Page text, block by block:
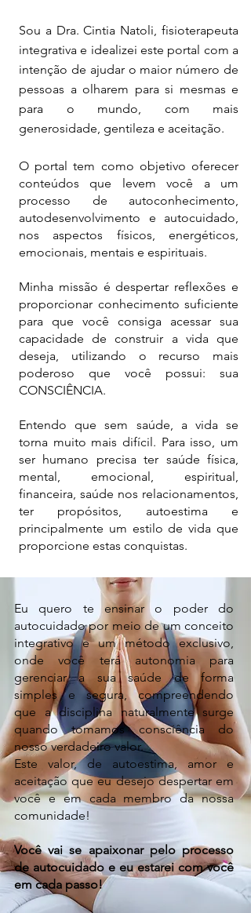
Sou a Dra. Cintia Natoli, fisioterapeuta
integrativa e idealizei este portal com a
intenção de ajudar o maior número de
pessoas a olharem para si mesmas e
para o mundo, com mais
generosidade, gentileza e aceitação.
O portal tem como objetivo oferecer
conteúdos que levem você a um
processo de autoconhecimento,
autodesenvolvimento e autocuidado,
nos aspectos físicos, energéticos,
emocionais, mentais e espirituais.
Minha missão é despertar reflexões e
proporcionar conhecimento suficiente
para que você consiga acessar sua
capacidade de construir a vida que
deseja, utilizando o recurso mais
poderoso que você possui: sua
CONSCIÊNCIA.
Entendo que sem saúde, a vida se
torna muito mais difícil. Para isso, um
ser humano precisa ter saúde física,
mental, emocional, espiritual,
financeira, saúde nos relacionamentos,
ter propósitos, autoestima e
principalmente um estilo de vida que
proporcione estas conquistas.
Eu quero te ensinar o poder do
autocuidado por meio de um conceito
integrativo e um método exclusivo,
onde você terá autonomia para
gerenciar a sua saúde de forma
simples e segura, compreendendo
que a disciplina naturalmente surge
quando tomamos consciência do
nosso verdadeiro valor.
Este valor, de autoestima, amor e
aceitação que eu desejo despertar em
você e em cada membro da nossa
comunidade!
Você vai se apaixonar pelo processo
de autocuidado e eu estarei com você
em cada passo!